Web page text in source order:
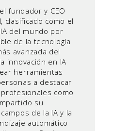
fundador y CEO
clasificado como el
del mundo por
de la tecnología
avanzada del
innovación en IA
herramientas
a destacar
como
su
de la IA y la
automático